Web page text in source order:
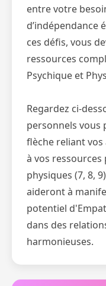
entre votre
d’indépendance
ces défis, vous
ressources
Psychique et
Regardez ci-
personnels vous
flèche reliant
à vos ressources
physiques (7, 8,
aideront à
potentiel
dans des
harmonieuses.